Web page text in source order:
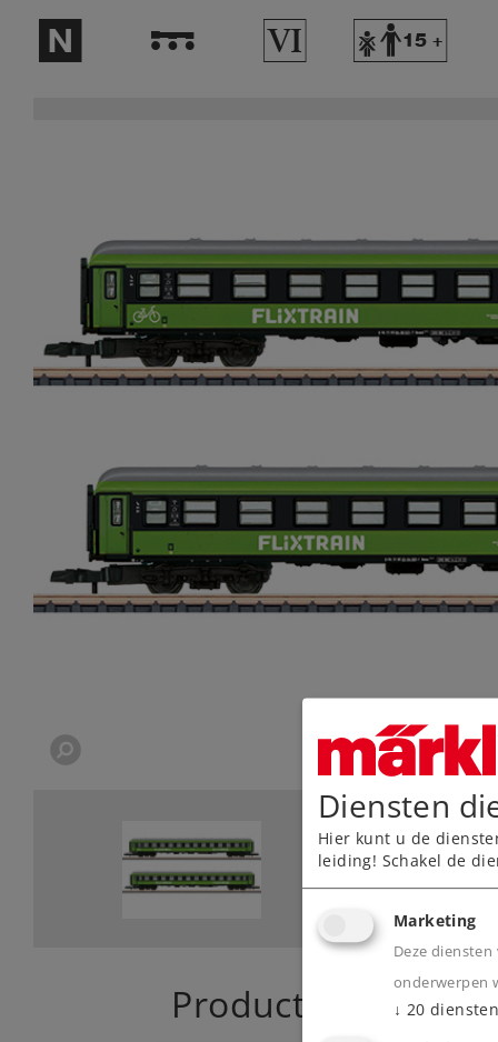
$ ! 8 Y
Product
Diensten
Hier kunt u de
leiding! Schakel de
Marketing
Deze
onderwerpen
↓ 20 diensten